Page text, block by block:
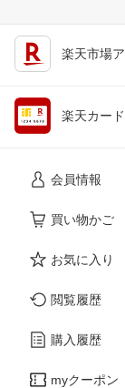
楽天市場
楽天カー
会員情報
買い物かご
お気に入り
閲覧履歴
購入履歴
myクーポン